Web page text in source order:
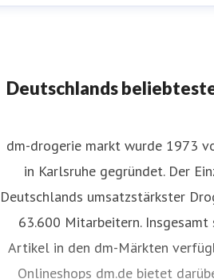
Deutschlands
dm-drogerie markt wurde 1973
in Karlsruhe gegründet. Der
Deutschlands umsatzstärkster
63.600 Mitarbeitern.
Artikel in den dm-Märkten
Onlineshops dm.de bietet